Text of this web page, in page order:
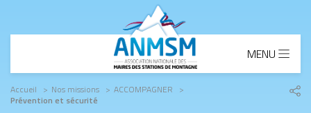
MENU
Fil d'Ariane
Accueil Nos missions
ACCOMPAGNER
Prévention et sécurité